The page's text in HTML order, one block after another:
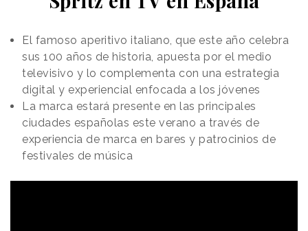
El famoso aperitivo italiano, que este año celebra
sus 100 años de historia, apuesta por el medio
televisivo y lo complementa con una estrategia
digital y experiencial enfocada a los jóvenes
La marca estará presente en las principales
ciudades españolas este verano a través de
experiencia de marca en bares y patrocinios de
festivales de música